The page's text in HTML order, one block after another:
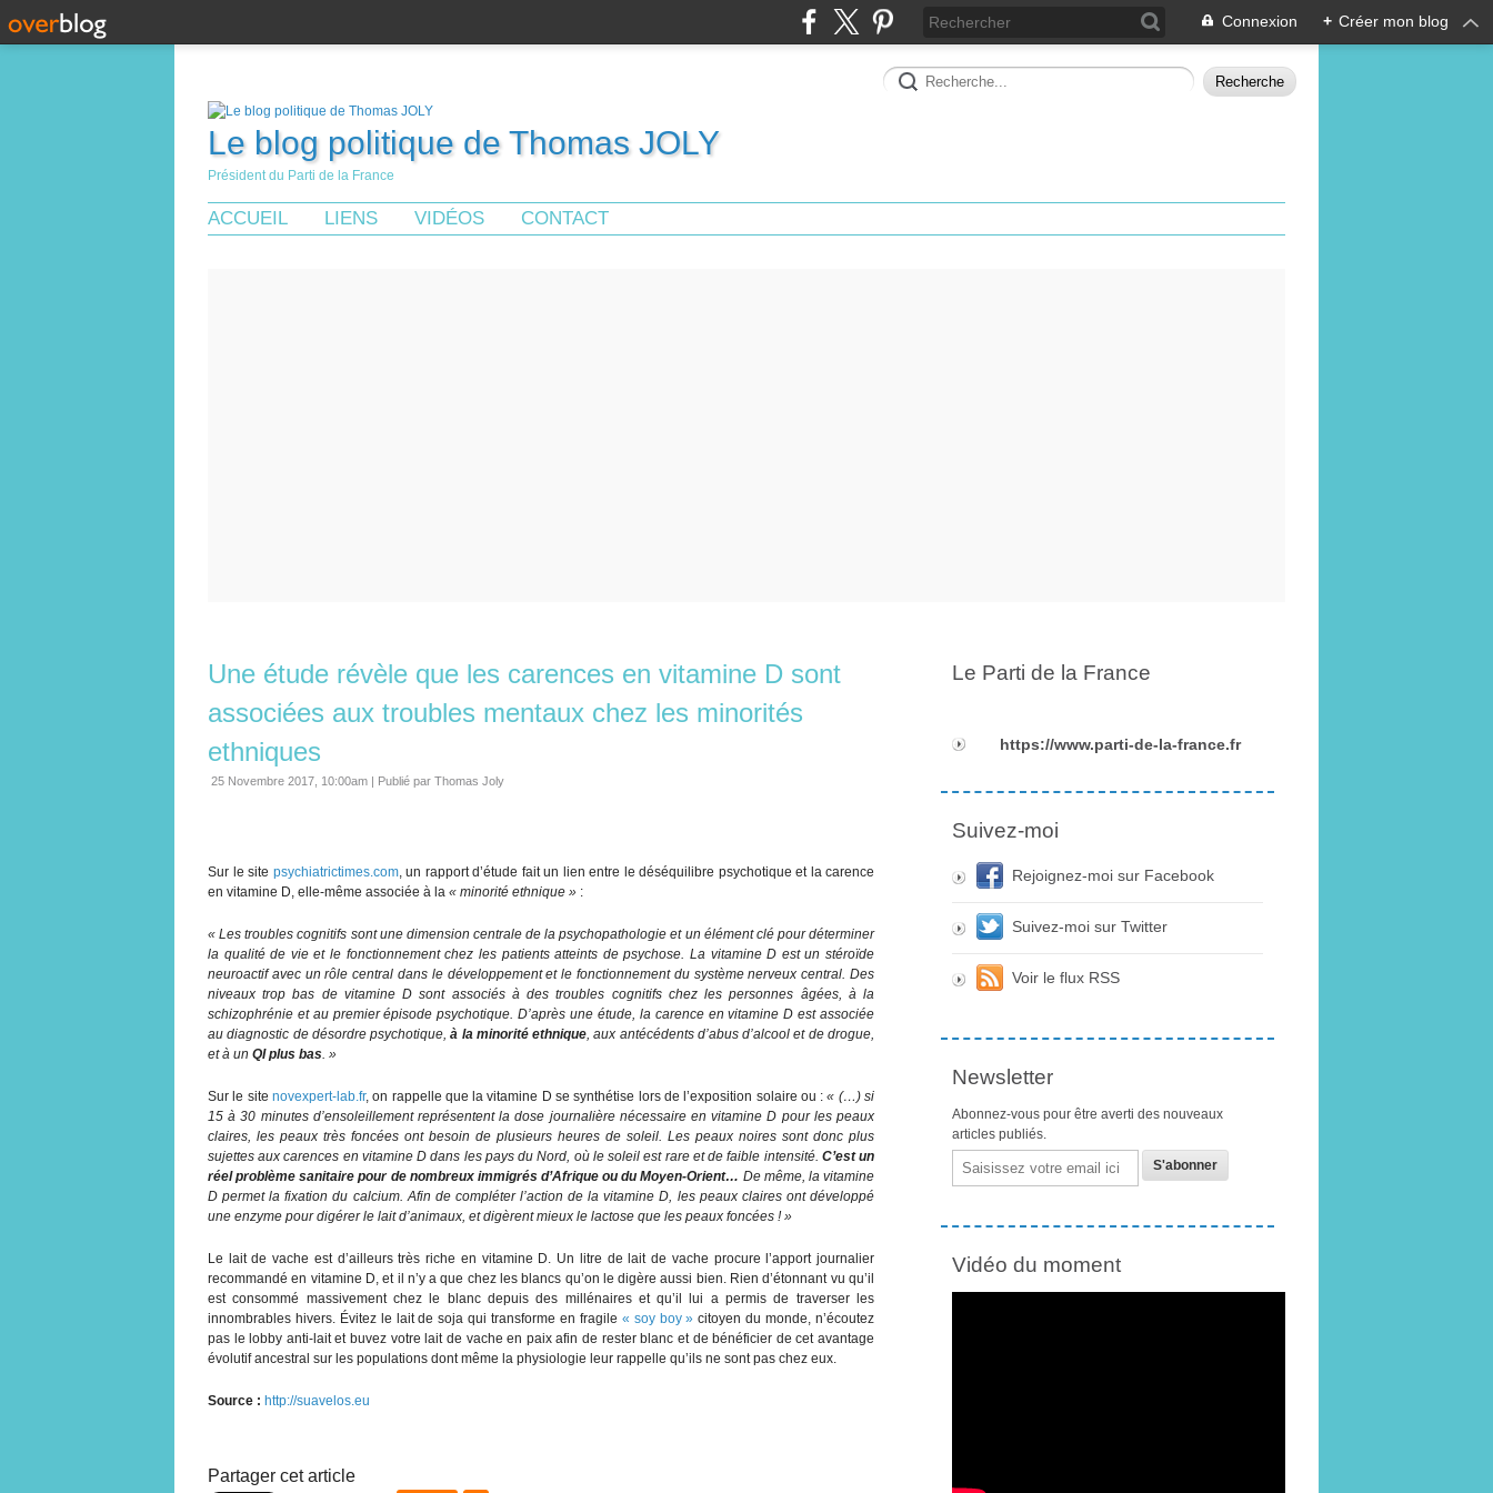
Connexion + Créer mon blog
Le blog politique de Thomas JOLY
Président du Parti de la France
ACCUEIL LIENS VIDÉOS CONTACT
Une étude révèle que les carences en vitamine D sont
associées aux troubles mentaux chez les minorités
ethniques
25 Novembre 2017, 10:00am | Publié par Thomas Joly
Sur le site psychiatrictimes.com, un rapport d’étude fait un lien entre le déséquilibre psychotique et la carence
en vitamine D, elle-même associée à la « minorité ethnique » :
« Les troubles cognitifs sont une dimension centrale de la psychopathologie et un élément clé pour déterminer
la qualité de vie et le fonctionnement chez les patients atteints de psychose. La vitamine D est un stéroïde
neuroactif avec un rôle central dans le développement et le fonctionnement du système nerveux central. Des
niveaux trop bas de vitamine D sont associés à des troubles cognitifs chez les personnes âgées, à la
schizophrénie et au premier épisode psychotique. D’après une étude, la carence en vitamine D est associée
au diagnostic de désordre psychotique,à la minorité ethnique, aux antécédents d’abus d’alcool et de drogue,
et à un QI plus bas. »
Sur le site novexpert-lab.fr, on rappelle que la vitamine D se synthétise lors de l’exposition solaire ou :« (…) si
15 à 30 minutes d’ensoleillement représentent la dose journalière nécessaire en vitamine D pour les peaux
claires, les peaux très foncées ont besoin de plusieurs heures de soleil. Les peaux noires sont donc plus
sujettes aux carences en vitamine D dans les pays du Nord, où le soleil est rare et de faible intensité. C’est un
réel problème sanitaire pour de nombreux immigrés d’Afrique ou du Moyen-Orient… De même, la vitamine
D permet la fixation du calcium. Afin de compléter l’action de la vitamine D, les peaux claires ont développé
une enzyme pour digérer le lait d’animaux, et digèrent mieux le lactose que les peaux foncées ! »
Le lait de vache est d’ailleurs très riche en vitamine D. Un litre de lait de vache procure l’apport journalier
recommandé en vitamine D, et il n’y a que chez les blancs qu’on le digère aussi bien. Rien d’étonnant vu qu’il
est consommé massivement chez le blanc depuis des millénaires et qu’il lui a permis de traverser les
innombrables hivers. Évitez le lait de soja qui transforme en fragile « soy boy » citoyen du monde, n’écoutez
pas le lobby anti-lait et buvez votre lait de vache en paix afin de rester blanc et de bénéficier de cet avantage
évolutif ancestral sur les populations dont même la physiologie leur rappelle qu’ils ne sont pas chez eux.
Source : http://suavelos.eu
Partager cet article
Le Parti de la France
https://www.parti-de-la-france.fr
Suivez-moi
Rejoignez-moi sur Facebook
Suivez-moi sur Twitter
Voir le flux RSS
Newsletter
Abonnez-vous pour être averti des nouveaux
articles publiés.
Email
Vidéo du moment